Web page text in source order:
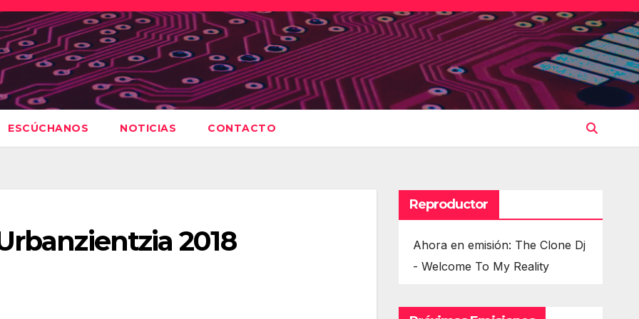
ESCÚCHANOS NOTICIAS CONTACTO
2018
Reproductor
Ahora en emisión: The Clone Dj
- Welcome To My Reality